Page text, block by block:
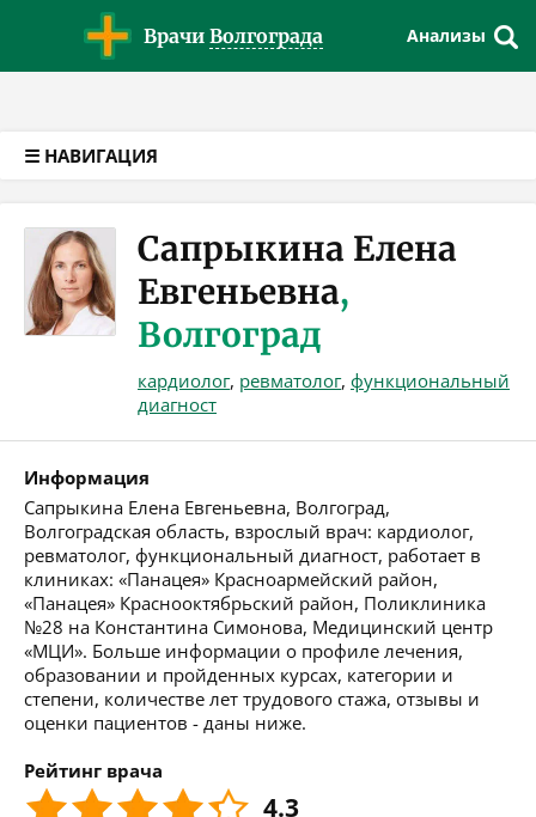
Врачи Волгограда Анализы
☰ НАВИГАЦИЯ
Сапрыкина Елена
Евгеньевна,
Волгоград
кардиолог, ревматолог, функциональный
диагност
Информация
Сапрыкина Елена Евгеньевна, Волгоград,
Волгоградская область, взрослый врач: кардиолог,
ревматолог, функциональный диагност, работает в
клиниках: «Панацея» Красноармейский район,
«Панацея» Краснооктябрьский район, Поликлиника
№28 на Константина Симонова, Медицинский центр
«МЦИ». Больше информации о профиле лечения,
образовании и пройденных курсах, категории и
степени, количестве лет трудового стажа, отзывы и
оценки пациентов - даны ниже.
Рейтинг врача
4.3